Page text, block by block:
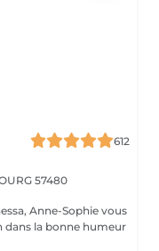
612
57480
Anne-Sophie vous
dans la bonne humeur